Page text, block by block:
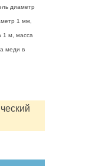
диаметр
1 мм,
1 м, масса
меди в